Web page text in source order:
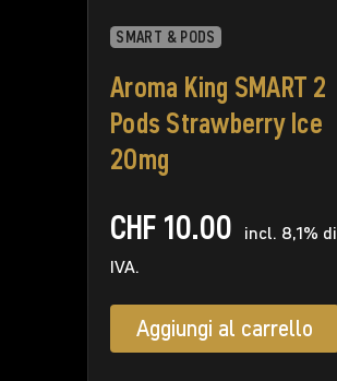
SMART & PODS
Aroma King SMART 2
Pods Strawberry Ice
20mg
CHF10.00 incl. 8,1% di
IVA.
Aggiungi al carrello